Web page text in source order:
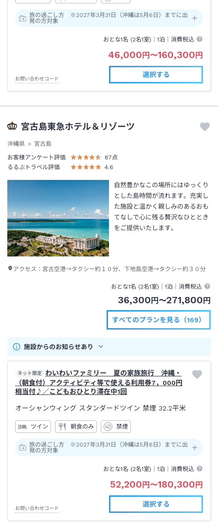
旅の過ごし方 ※2027年3月31日（沖縄は5月6日）までに出
発の方対象
おとな1名 (2名1室)｜1泊 ｜消費税込
46,000円〜160,300円
お問い合わせコード
選択する
宮古島東急ホテル＆リゾーツ
沖縄県
宮古島
お客様アンケート評価
87点
るるぶトラベル評価
4.6
自然豊かなこの場所にはゆっくり
とした島時間が流れます。充実し
た施設と温かく親しみのあるおも
てなしで心に残る贅沢なひととき
をご提供いたします。
アクセス： 宮古空港→タクシー約１０分、下地島空港→タクシー約３０分
おとな1名 (2名1室)｜1泊 ｜消費税込
36,300 円 〜271,800 円
すべてのプランを見る（169）
施設からのお知らせあり
ネット限定
わいわいファミリー 夏の家族旅行 沖縄・
（朝食付）アクティビティ等で使える利用券7，000円
相当付♪／こどもおひとり滞在中1回
オーシャンウィング スタンダードツイン 禁煙 32.2平米
ツイン 朝食のみ 禁煙
旅の過ごし方 ※2027年3月31日（沖縄は5月6日）までに出
発の方対象
おとな1名 (2名1室)｜1泊 ｜消費税込
52,200円〜180,300円
お問い合わせコード
選択する